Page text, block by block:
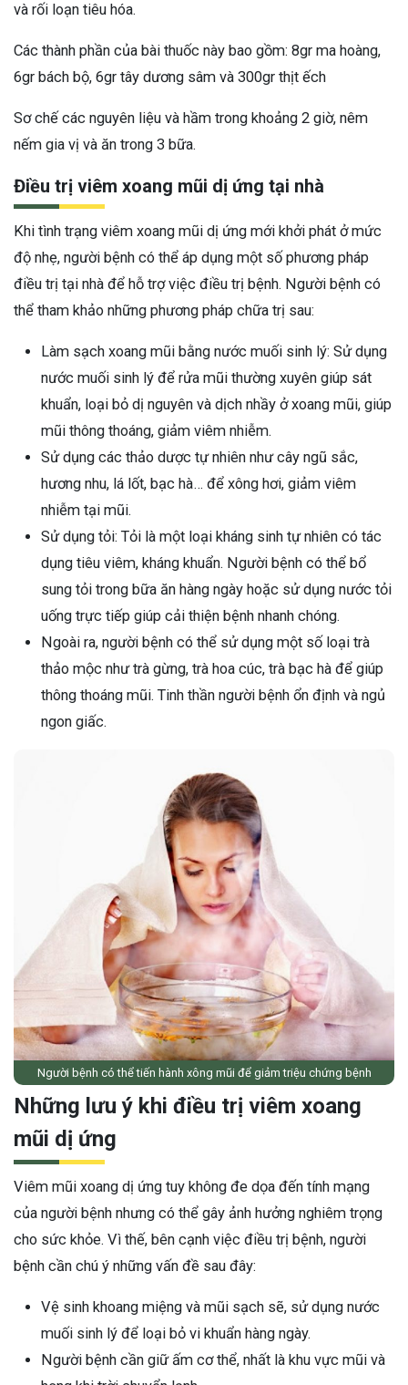
và rối loạn tiêu hóa.
Các thành phần của bài thuốc này bao gồm: 8gr ma hoàng,
6gr bách bộ, 6gr tây dương sâm và 300gr thịt ếch
Sơ chế các nguyên liệu và hầm trong khoảng 2 giờ, nêm
nếm gia vị và ăn trong 3 bữa.
Điều trị viêm xoang mũi dị ứng tại nhà
Khi tình trạng viêm xoang mũi dị ứng mới khởi phát ở mức
độ nhẹ, người bệnh có thể áp dụng một số phương pháp
điều trị tại nhà để hỗ trợ việc điều trị bệnh. Người bệnh có
thể tham khảo những phương pháp chữa trị sau:
Làm sạch xoang mũi bằng nước muối sinh lý: Sử dụng
nước muối sinh lý để rửa mũi thường xuyên giúp sát
khuẩn, loại bỏ dị nguyên và dịch nhầy ở xoang mũi, giúp
mũi thông thoáng, giảm viêm nhiễm.
Sử dụng các thảo dược tự nhiên như cây ngũ sắc,
hương nhu, lá lốt, bạc hà… để xông hơi, giảm viêm
nhiễm tại mũi.
Sử dụng tỏi: Tỏi là một loại kháng sinh tự nhiên có tác
dụng tiêu viêm, kháng khuẩn. Người bệnh có thể bổ
sung tỏi trong bữa ăn hàng ngày hoặc sử dụng nước tỏi
uống trực tiếp giúp cải thiện bệnh nhanh chóng.
Ngoài ra, người bệnh có thể sử dụng một số loại trà
thảo mộc như trà gừng, trà hoa cúc, trà bạc hà để giúp
thông thoáng mũi. Tinh thần người bệnh ổn định và ngủ
ngon giấc.
Người bệnh có thể tiến hành xông mũi để giảm triệu chứng bệnh
Những lưu ý khi điều trị viêm xoang
mũi dị ứng
Viêm mũi xoang dị ứng tuy không đe dọa đến tính mạng
của người bệnh nhưng có thể gây ảnh hưởng nghiêm trọng
cho sức khỏe. Vì thế, bên cạnh việc điều trị bệnh, người
bệnh cần chú ý những vấn đề sau đây:
Vệ sinh khoang miệng và mũi sạch sẽ, sử dụng nước
muối sinh lý để loại bỏ vi khuẩn hàng ngày.
Người bệnh cần giữ ấm cơ thể, nhất là khu vực mũi và